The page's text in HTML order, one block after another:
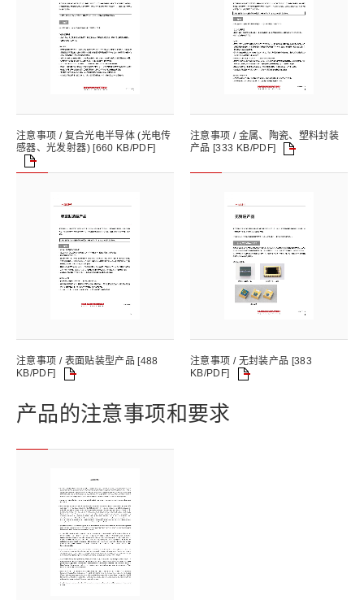
注意事项 / 复合光电半导体 (光电传
感器、光发射器) [660 KB/PDF]
注意事项 / 金属、陶瓷、塑料封装
产品 [333 KB/PDF]
注意事项 / 表面贴装型产品 [488
KB/PDF]
注意事项 / 无封装产品 [383
KB/PDF]
产品的注意事项和要求